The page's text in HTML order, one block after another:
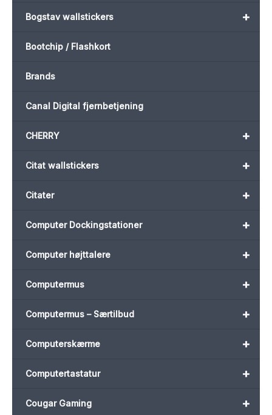
+
Bogstav wallstickers
Bootchip / Flashkort
Brands
Canal Digital fjernbetjening
+
CHERRY
+
Citat wallstickers
+
Citater
+
Computer Dockingstationer
+
Computer højttalere
+
Computermus
+
Computermus – Særtilbud
+
Computerskærme
+
Computertastatur
+
Cougar Gaming